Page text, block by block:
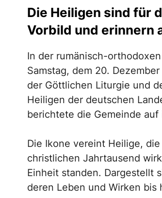
Die Heiligen sind für
Vorbild und erinnern
In der rumänisch-
Samstag, dem 20.
der Göttlichen Liturgie und
Heiligen der deutschen
berichtete die Gemeinde auf
Die Ikone vereint Heilige,
christlichen Jahrtausend
Einheit standen. Dargestellt
deren Leben und Wirken